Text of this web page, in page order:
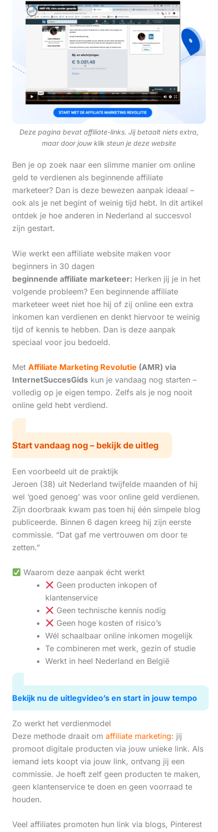
Deze pagina bevat affiliate-links. Jij betaalt niets extra,
maar door jouw klik steun je deze website
Ben je op zoek naar een slimme manier om online
geld te verdienen als beginnende affiliate
marketeer? Dan is deze bewezen aanpak ideaal –
ook als je net begint of weinig tijd hebt. In dit artikel
ontdek je hoe anderen in Nederland al succesvol
zijn gestart.
Wie werkt een affiliate website maken voor
beginners in 30 dagen
beginnende affiliate marketeer: Herken jij je in het
volgende probleem? Een beginnende affiliate
marketeer weet niet hoe hij of zij online een extra
inkomen kan verdienen en denkt hiervoor te weinig
tijd of kennis te hebben. Dan is deze aanpak
speciaal voor jou bedoeld.
Met Affiliate Marketing Revolutie (AMR) via
InternetSuccesGidskun je vandaag nog starten –
volledig op je eigen tempo. Zelfs als je nog nooit
online geld hebt verdiend.
Start vandaag nog – bekijk de uitleg
Een voorbeeld uit de praktijk
Jeroen (38) uit Nederland twijfelde maanden of hij
wel ‘goed genoeg’ was voor online geld verdienen.
Zijn doorbraak kwam pas toen hij één simpele blog
publiceerde. Binnen 6 dagen kreeg hij zijn eerste
commissie. “Dat gaf me vertrouwen om door te
zetten.”
Waarom deze aanpak écht werkt
Geen producten inkopen of
klantenservice
Geen technische kennis nodig
Geen hoge kosten of risico’s
Wél schaalbaar online inkomen mogelijk
Te combineren met werk, gezin of studie
Werkt in heel Nederland en België
Bekijk nu de uitlegvideo’s en start in jouw tempo
Zo werkt het verdienmodel
Deze methode draait om affiliate marketing: jij
promoot digitale producten via jouw unieke link. Als
iemand iets koopt via jouw link, ontvang jij een
commissie. Je hoeft zelf geen producten te maken,
geen klantenservice te doen en geen voorraad te
houden.
Veel affiliates promoten hun link via blogs, Pinterest